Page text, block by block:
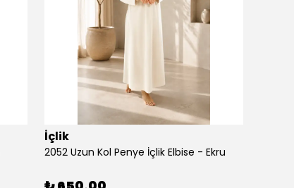
İçlik
2052 Uzun Kol Penye İçlik Elbise - Ekru